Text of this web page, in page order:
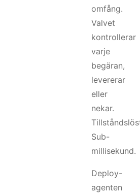
omfång.
Valvet
kontrollerar
varje
begäran,
levererar
eller
nekar.
Sub-
millisekund.
Deploy-
agenten